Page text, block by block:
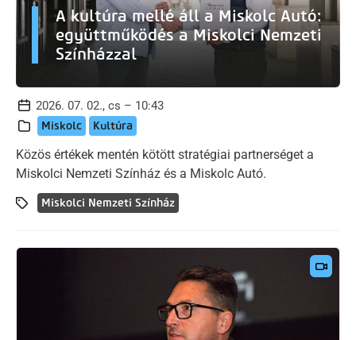
A kultúra mellé áll a Miskolc Autó:
együttműködés a Miskolci Nemzeti
Színházzal
2026. 07. 02., cs – 10:43
Miskolc Kultúra
Közös értékek mentén kötött stratégiai partnerséget a
Miskolci Nemzeti Színház és a Miskolc Autó.
Miskolci Nemzeti Színház